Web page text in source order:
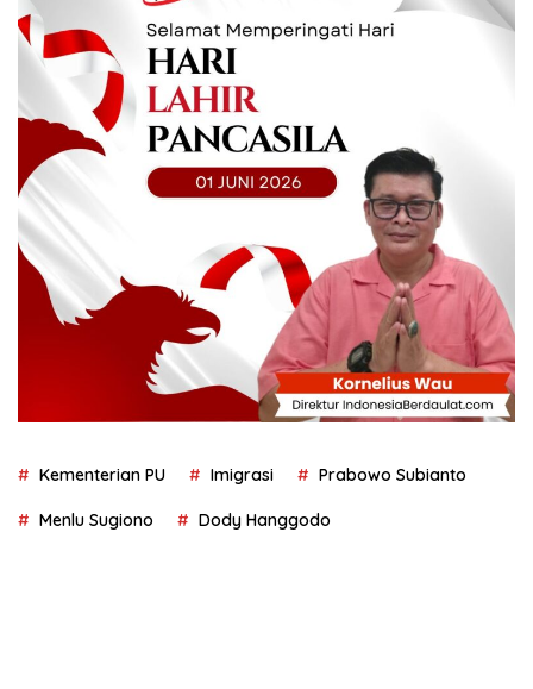
Kementerian PU Imigrasi Prabowo Subianto
Menlu Sugiono Dody Hanggodo